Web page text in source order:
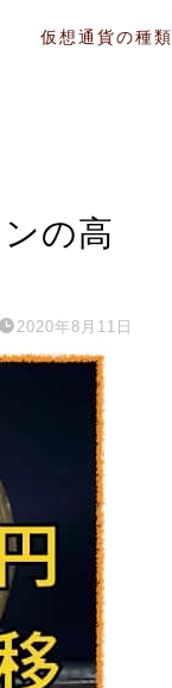
仮想通貨の種類
の高
2020年8月11日